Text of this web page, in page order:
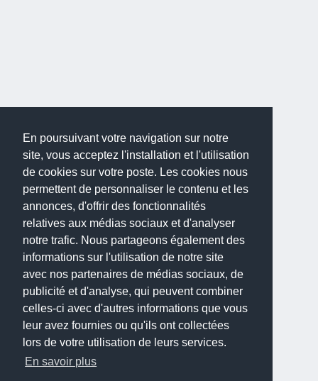
En poursuivant votre navigation sur notre
site, vous acceptez l'installation et l'utilisation
de cookies sur votre poste. Les cookies nous
permettent de personnaliser le contenu et les
annonces, d'offrir des fonctionnalités
relatives aux médias sociaux et d'analyser
notre trafic. Nous partageons également des
informations sur l'utilisation de notre site
avec nos partenaires de médias sociaux, de
publicité et d'analyse, qui peuvent combiner
celles-ci avec d'autres informations que vous
leur avez fournies ou qu'ils ont collectées
lors de votre utilisation de leurs services.
En savoir plus